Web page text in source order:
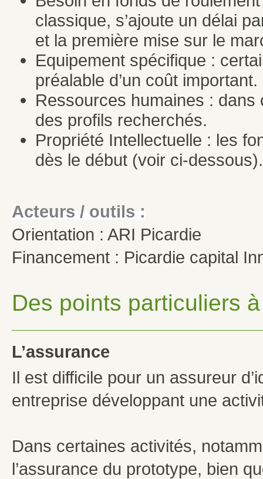
classique, s’ajoute un délai
et la première mise sur le
Equipement spécifique :
préalable d’un coût important.
Ressources humaines :
des profils recherchés.
Propriété Intellectuelle : les
dès le début (voir ci-dessous).
Acteurs / outils :
Orientation : ARI Picardie
Financement : Picardie capital
Des points particuliers
L’assurance
Il est difficile pour un assureur
entreprise développant une
Dans certaines activités,
l’assurance du prototype, bien